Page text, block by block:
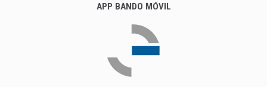
APP BANDO MÓVIL